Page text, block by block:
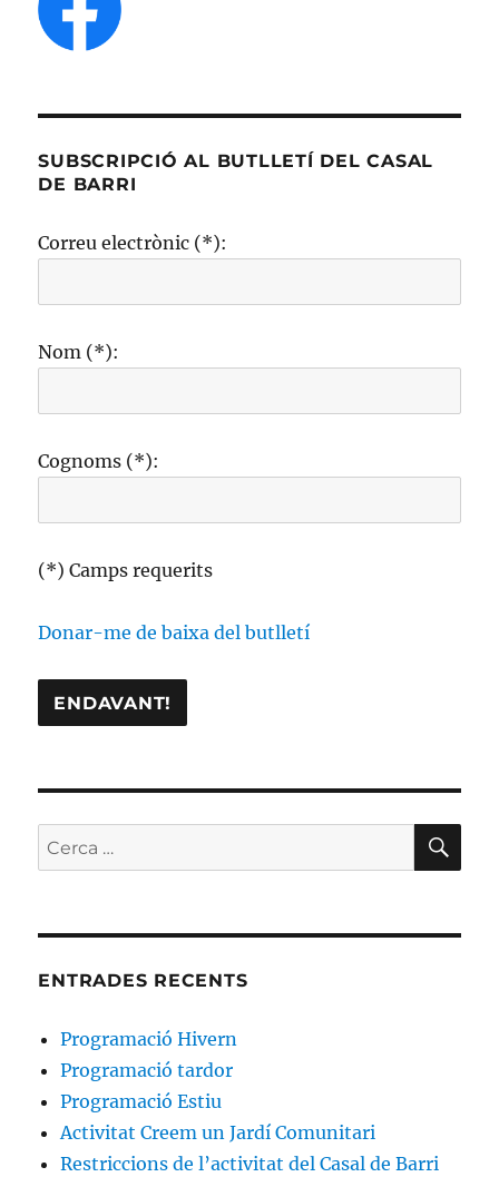
SUBSCRIPCIÓ AL BUTLLETÍ DEL CASAL
DE BARRI
Correu electrònic (*):
Nom (*):
Cognoms (*):
(*) Camps requerits
Donar-me de baixa del butlletí
Cerca:
ENTRADES RECENTS
Programació Hivern
Programació tardor
Programació Estiu
Activitat Creem un Jardí Comunitari
Restriccions de l’activitat del Casal de Barri